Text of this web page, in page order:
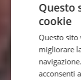
Questo
cookie
Questo sito
migliorare
acconsenti